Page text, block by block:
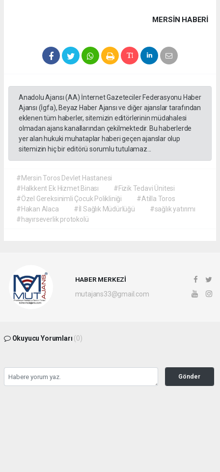
MERSIN HABERİ
Anadolu Ajansı (AA) İnternet Gazeteciler Federasyonu Haber
Ajansı (İgfa), Beyaz Haber Ajansı ve diğer ajanslar tarafından
eklenen tüm haberler, sitemizin editörlerinin müdahalesi
olmadan ajans kanallarından çekilmektedir. Bu haberlerde
yer alan hukuki muhataplar haberi geçen ajanslar olup
sitemizin hiç bir editörü sorumlu tutulamaz...
#Mersin Toros Devlet Hastanesi
#Halkkent Ek Hizmet Binası
#Fizik Tedavi Ünitesi
#Özel Gereksinimli Çocuk Polikliniği
#Atilla Toros
#Hakan Alaca
#İl Sağlık Müdürlüğü
#sağlık yatırımı
#hayırseverlik protokolü
HABER MERKEZİ
mutajans33@gmail.com
Okuyucu Yorumları (0)
Gönder